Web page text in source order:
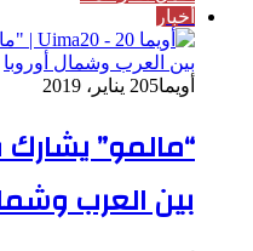
أخبار
أويما205 يناير، 2019
“مالمو” يشارك
بين العرب